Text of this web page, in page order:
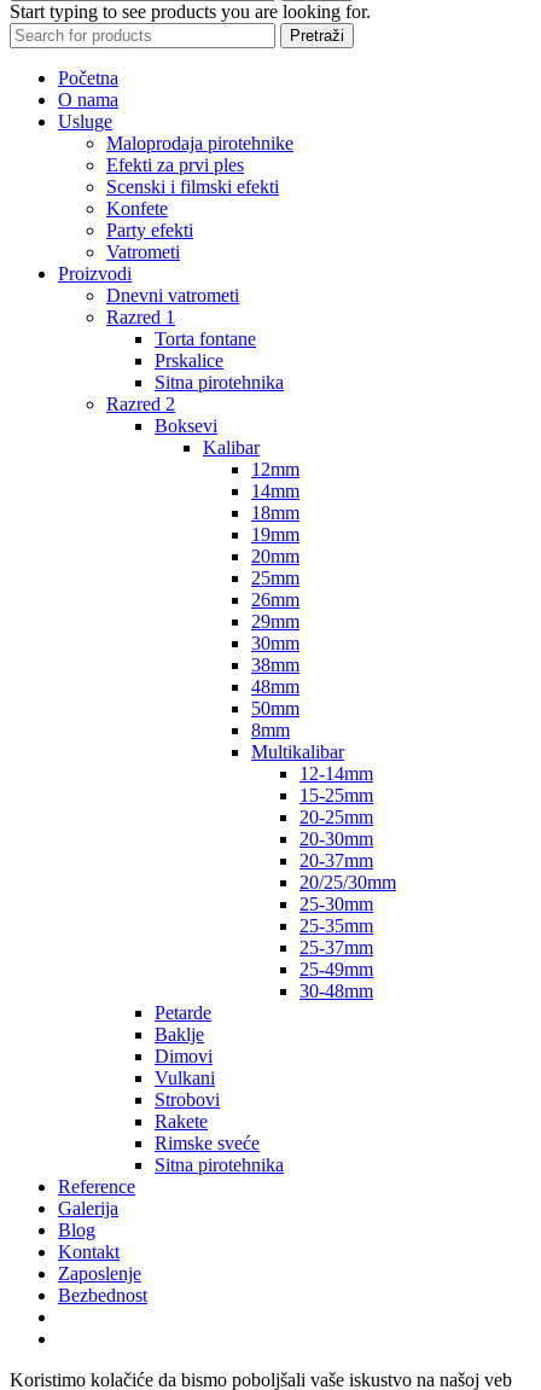
Start typing to see products you are looking for.
Pretraži
Početna
O nama
Usluge
Maloprodaja pirotehnike
Efekti za prvi ples
Scenski i filmski efekti
Konfete
Party efekti
Vatrometi
Proizvodi
Dnevni vatrometi
Razred 1
Torta fontane
Prskalice
Sitna pirotehnika
Razred 2
Boksevi
Kalibar
12mm
14mm
18mm
19mm
20mm
25mm
26mm
29mm
30mm
38mm
48mm
50mm
8mm
Multikalibar
12-14mm
15-25mm
20-25mm
20-30mm
20-37mm
20/25/30mm
25-30mm
25-35mm
25-37mm
25-49mm
30-48mm
Petarde
Baklje
Dimovi
Vulkani
Strobovi
Rakete
Rimske sveće
Sitna pirotehnika
Reference
Galerija
Blog
Kontakt
Zaposlenje
Bezbednost
Koristimo kolačiće da bismo poboljšali vaše iskustvo na našoj veb